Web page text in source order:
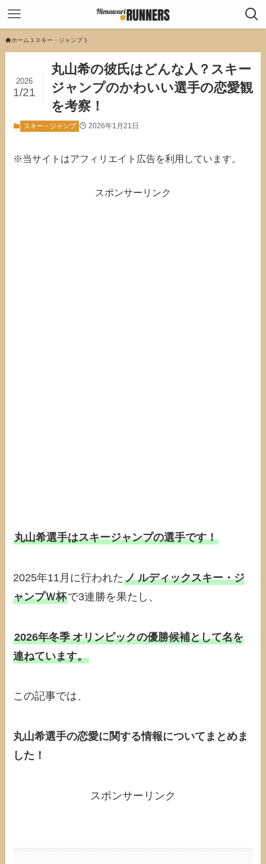
ホーム スキー・ジャンプ
丸山希の彼氏はどんな人？スキー
ジャンプのかわいい選手の恋愛観
を考察！
2026
1/21
スキー・ジャンプ 2026年1月21日
※当サイトはアフィリエイト広告を利用しています。
スポンサーリンク
丸山希選手はスキージャンプの選手です！
2025年11月に行われたノ ルディックスキー・ジ
ャンプＷ杯で3連勝を果たし、
2026年冬季 オリンピックの優勝候補として名を
連ねています。
この記事では、
丸山希選手の恋愛に関する情報についてまとめま
した！
スポンサーリンク